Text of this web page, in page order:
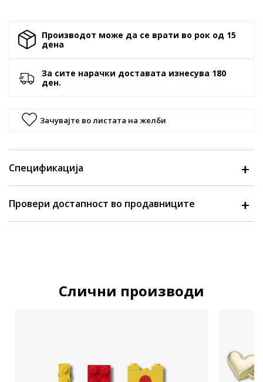
Производот може да се врати во рок од 15
денa
За сите нарачки доставата изнесува 180
ден.
Зачувајте во листата на желби
Спецификација
Провери достапност во продавниците
Слични производи